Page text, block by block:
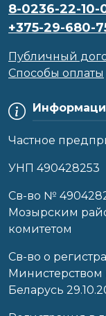
Частное
УНП 490428253
Cв-во №
Мозырским
комитетом
Св-во о
Беларусь
8-0236-22-10-
+375-29-680-
Публичный
Способы оплаты